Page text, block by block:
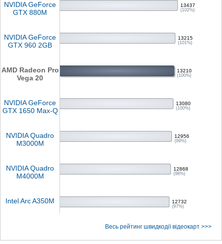
NVIDIA GeForce
GTX 880M
13437
(102%)
NVIDIA GeForce
GTX 960 2GB
13215
(101%)
AMD Radeon Pro
Vega 20
13210
(100%)
NVIDIA GeForce
GTX 1650 Max-Q
13080
(100%)
NVIDIA Quadro
M3000M
12956
(99%)
NVIDIA Quadro
M4000M
12868
(98%)
Intel Arc A350M 12732
(97%)
Весь рейтинг швидкодії відеокарт >>>